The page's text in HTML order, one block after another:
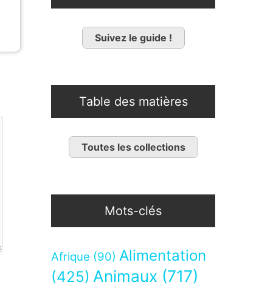
Suivez le guide !
Table des matières
Toutes les collections
Mots-clés
Afrique (90) Alimentation
(425) Animaux (717)